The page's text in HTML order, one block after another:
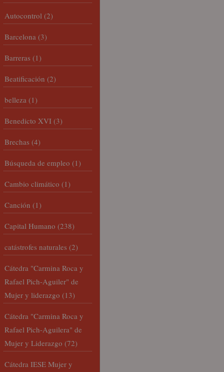
Autocontrol (2)
Barcelona (3)
Barreras (1)
Beatificación (2)
belleza (1)
Benedicto XVI (3)
Brechas (4)
Búsqueda de empleo (1)
Cambio climático (1)
Canción (1)
Capital Humano (238)
catástrofes naturales (2)
Cátedra "Carmina Roca y
Rafael Pich-Aguiler" de
Mujer y liderazgo (13)
Cátedra "Carmina Roca y
Rafael Pich-Aguilera" de
Mujer y Liderazgo (72)
Cátedra IESE Mujer y